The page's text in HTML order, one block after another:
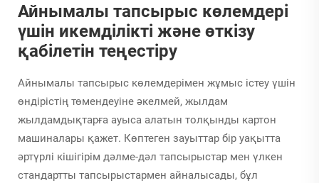
Айнымалы тапсырыс көлемдері
үшін икемділікті және өткізу
қабілетін теңестіру
Айнымалы тапсырыс көлемдерімен жұмыс істеу үшін
өндірістің төмендеуіне әкелмей, жылдам
жылдамдықтарға ауыса алатын толқынды картон
машиналары қажет. Көптеген зауыттар бір уақытта
әртүрлі кішігірім дәлме-дәл тапсырыстар мен үлкен
стандартты тапсырыстармен айналысады, бұл